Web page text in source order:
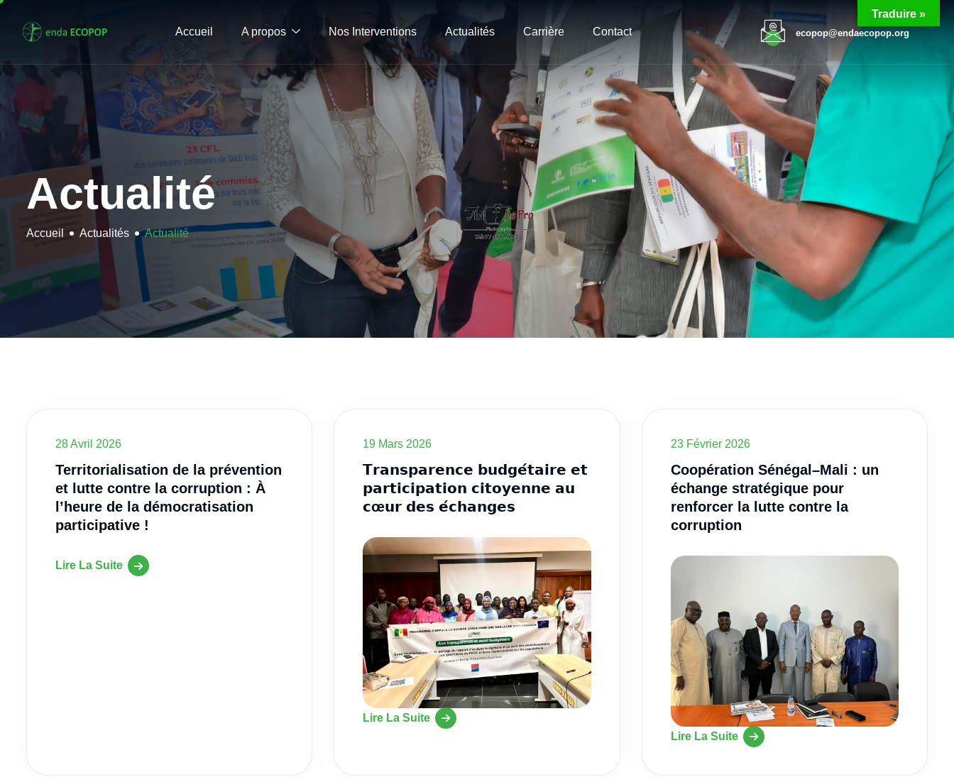
Accueil A propos Nos Interventions Actualités Carrière Contact ecopop@endaecopop.org
Actualité
Accueil Actualités Actualité
28 Avril 2026
Territorialisation de la prévention
et lutte contre la corruption : À
l’heure de la démocratisation
participative !
Lire La Suite
19 Mars 2026
𝗧𝗿𝗮𝗻𝘀𝗽𝗮𝗿𝗲𝗻𝗰𝗲 𝗯𝘂𝗱𝗴𝗲́𝘁𝗮𝗶𝗿𝗲 𝗲𝘁
𝗽𝗮𝗿𝘁𝗶𝗰𝗶𝗽𝗮𝘁𝗶𝗼𝗻 𝗰𝗶𝘁𝗼𝘆𝗲𝗻𝗻𝗲 𝗮𝘂
𝗰œ𝘂𝗿 𝗱𝗲𝘀 𝗲́𝗰𝗵𝗮𝗻𝗴𝗲𝘀
Lire La Suite
23 Février 2026
Coopération Sénégal–Mali : un
échange stratégique pour
renforcer la lutte contre la
corruption
Lire La Suite
Traduire »